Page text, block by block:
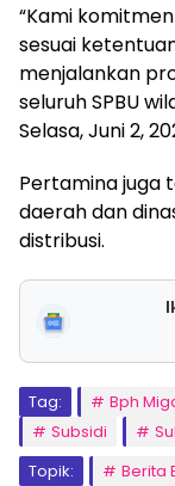
“Kami
sesuai
menjalankan
seluruh SPBU
Selasa, Juni 2,
Pertamina juga
daerah dan
distribusi.
Tag: Bph
Subsidi
Topik:
Berita